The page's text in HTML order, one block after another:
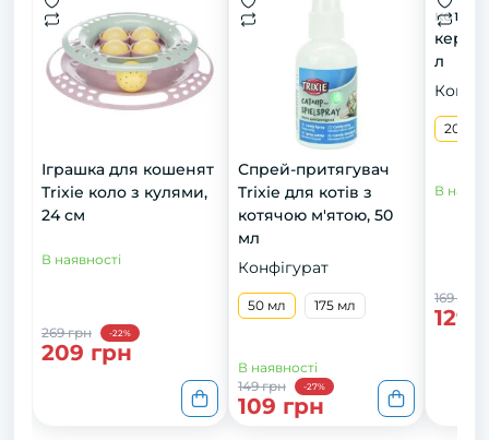
Іграшка для кошенят
Trixie коло з кулями,
24 см
В наявності
269 грн -22%
209 грн
Спрей-притягувач
Trixie для котів з
котячою м'ятою, 50
мл
Конфігурат
50 мл 175 мл
В наявності
149 грн
-27%
109 грн
котів,
л
200
В
169 грн
129